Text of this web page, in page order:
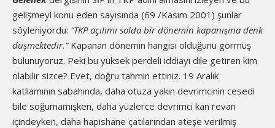
gelişmeyi konu eden sayısında (69 /Kasım 2001) şunlar
söyleniyordu: “TKP açılımı solda bir dönemin kapanışına denk
düşmektedir.”Kapanan dönemin hangisi olduğunu görmüş
bulunuyoruz. Peki bu yüksek perdeli iddiayı dile getiren kim
olabilir sizce? Evet, doğru tahmin ettiniz. 19 Aralık
katliamının sabahında, daha otuza yakın devrimcinin cesedi
bile soğumamışken, daha yüzlerce devrimci kan revan
içindeyken, daha hapishane çatılarından ateşe verilmiş